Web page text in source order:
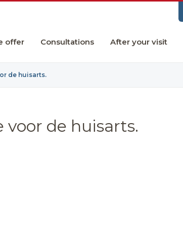
offer Consultations After your visit
de huisarts.
voor de huisarts.